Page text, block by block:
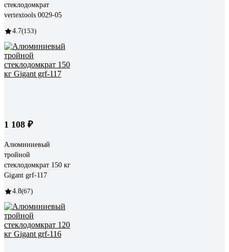
стеклодомкрат
vertextools 0029-05
4.7(153)
1 108 ₽
Алюминиевый
тройной
стеклодомкрат 150 кг
Gigant grf-117
4.8(67)